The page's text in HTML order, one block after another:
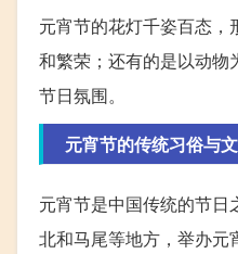
元宵节的花灯千姿百态
和繁荣；还有的是以动物
节日氛围。
元宵节的传统习俗与
元宵节是中国传统的节
北和马尾等地方，举办元